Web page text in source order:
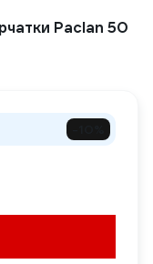
Paclan 50